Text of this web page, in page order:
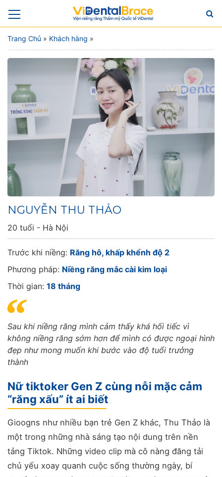
Trang Chủ » Khách hàng »
NGUYỄN THU THẢO
20 tuổi - Hà Nội
Trước khi niềng: Răng hô, khấp khểnh độ 2
Phương pháp: Niềng răng mắc cài kim loại
Thời gian: 18 tháng
Sau khi niềng răng mình cảm thấy khá hối tiếc vì
không niềng răng sớm hơn để mình có được ngoại hình
đẹp như mong muốn khi bước vào độ tuổi trưởng
thành
Nữ tiktoker Gen Z cùng nỗi mặc cảm
“răng xấu” ít ai biết
Gioogns như nhiều bạn trẻ Gen Z khác, Thu Thảo là
một trong những nhà sáng tạo nội dung trên nền
tảng Tiktok. Những video clip mà cô nàng đăng tải
chủ yếu xoay quanh cuộc sống thường ngày, bí